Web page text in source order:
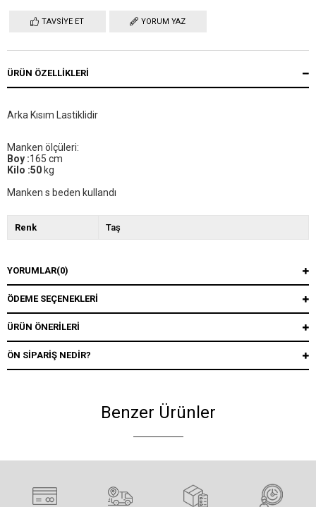
TAVSIYE ET YORUM YAZ
ÜRÜN ÖZELLIKLERI
Arka Kısım Lastiklidir
Manken ölçüleri:
Boy :165 cm
Kilo :50 kg
Manken s beden kullandı
Renk Taş
YORUMLAR(0)
ÖDEME SEÇENEKLERI
ÜRÜN ÖNERILERI
ÖN SIPARIŞ NEDIR?
Benzer Ürünler